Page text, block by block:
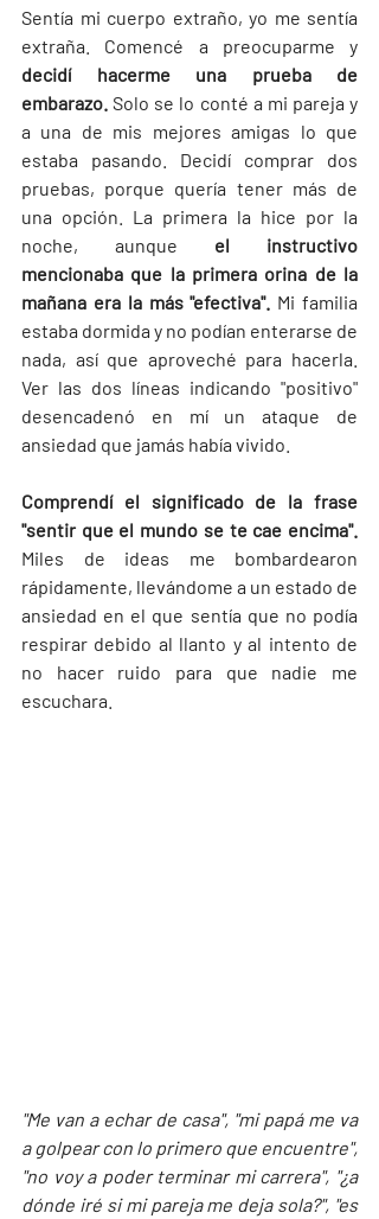
Sentía mi cuerpo extraño, yo me sentía
decidí hacerme una prueba de
embarazo. Solo se lo conté a mi pareja y
a una de mis mejores amigas lo que
estaba pasando. Decidí comprar dos
pruebas, porque quería tener más de
una opción. La primera la hice por la
noche, aunque el instructivo
mencionaba que la primera orina de la
mañana era la más "efectiva". Mi familia
estaba dormida y no podían enterarse de
nada, así que aproveché para hacerla.
Ver las dos líneas indicando "positivo"
desencadenó en mí un ataque de
ansiedad que jamás había vivido.
Comprendí el significado de la frase
"sentir que el mundo se te cae encima".
Miles de ideas me bombardearon
rápidamente, llevándome a un estado de
ansiedad en el que sentía que no podía
respirar debido al llanto y al intento de
no hacer ruido para que nadie me
escuchara.
"Me van a echar de casa", "mi papá me va
a golpear con lo primero que encuentre",
"no voy a poder terminar mi carrera", "¿a
dónde iré si mi pareja me deja sola?", "es